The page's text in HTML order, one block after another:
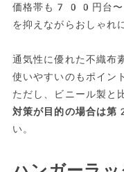
価格帯も700円台
を抑えながらおしゃれ
通気性に優れた不織布
使いやすいのもポイン
ただし、ビニール製と
対策が目的の場合は
い。